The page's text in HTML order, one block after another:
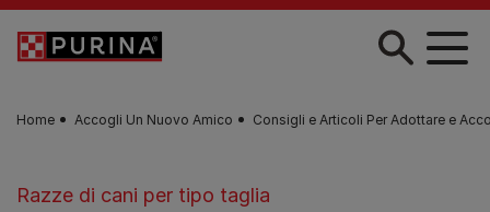
Skip to main content
Home Accogli Un Nuovo Amico Consigli e Articoli Per Adottare e
Razze di cani per tipo taglia